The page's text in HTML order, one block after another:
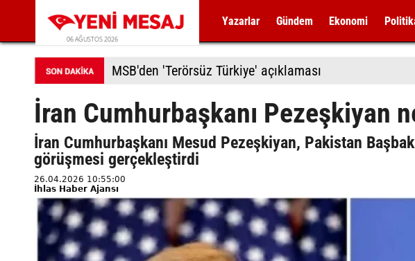
06 AĞUSTOS 2026
Yazarlar Gündem Ekonomi
MSB'den 'Terörsüz Türkiye' açıklaması
İran Cumhurbaşkanı Pezeşkiyan
İran Cumhurbaşkanı Mesud Pezeşkiyan, Pakistan
görüşmesi gerçekleştirdi
26.04.2026 10:55:00
İhlas Haber Ajansı